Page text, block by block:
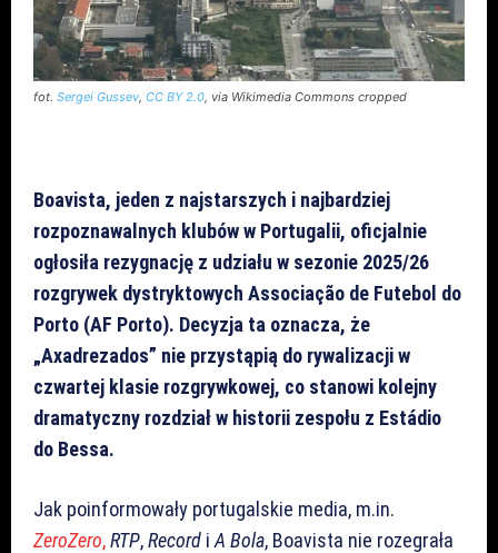
fot. Sergei Gussev CC BY 2.0 , via Wikimedia Commons cropped
Boavista, jeden z najstarszych i najbardziej
rozpoznawalnych klubów w Portugalii, oficjalnie
ogłosiła rezygnację z udziału w sezonie 2025/26
rozgrywek dystryktowych Associação de Futebol do
Porto (AF Porto). Decyzja ta oznacza, że
„Axadrezados” nie przystąpią do rywalizacji w
czwartej klasie rozgrywkowej, co stanowi kolejny
dramatyczny rozdział w historii zespołu z Estádio
do Bessa.
Jak poinformowały portugalskie media, m.in.
ZeroZero,RTP,Record i A Bola, Boavista nie rozegrała